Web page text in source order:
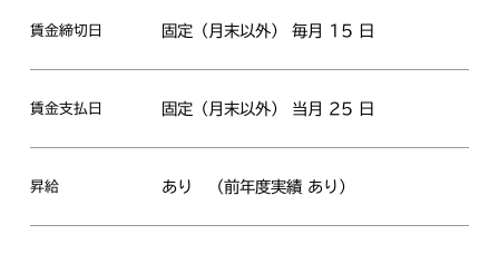
賃金締切日 固定（月末以外） 毎月 15 日
賃金支払日 固定（月末以外） 当月 25 日
昇給 あり （前年度実績 あり）